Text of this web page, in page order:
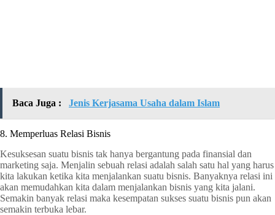
Baca Juga : Jenis Kerjasama Usaha dalam Islam
8. Memperluas Relasi Bisnis
Kesuksesan suatu bisnis tak hanya bergantung pada finansial dan
marketing saja. Menjalin sebuah relasi adalah salah satu hal yang harus
kita lakukan ketika kita menjalankan suatu bisnis. Banyaknya relasi ini
akan memudahkan kita dalam menjalankan bisnis yang kita jalani.
Semakin banyak relasi maka kesempatan sukses suatu bisnis pun akan
semakin terbuka lebar.